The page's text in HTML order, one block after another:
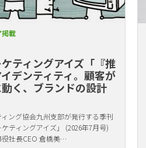
掲載
ティングアイズ「『推
デンティティ。顧客が
く、ブランドの設計
ング協会九州支部が発行する季刊
ティングアイズ」 (2026年7月号)
役社長CEO 倉橋美…